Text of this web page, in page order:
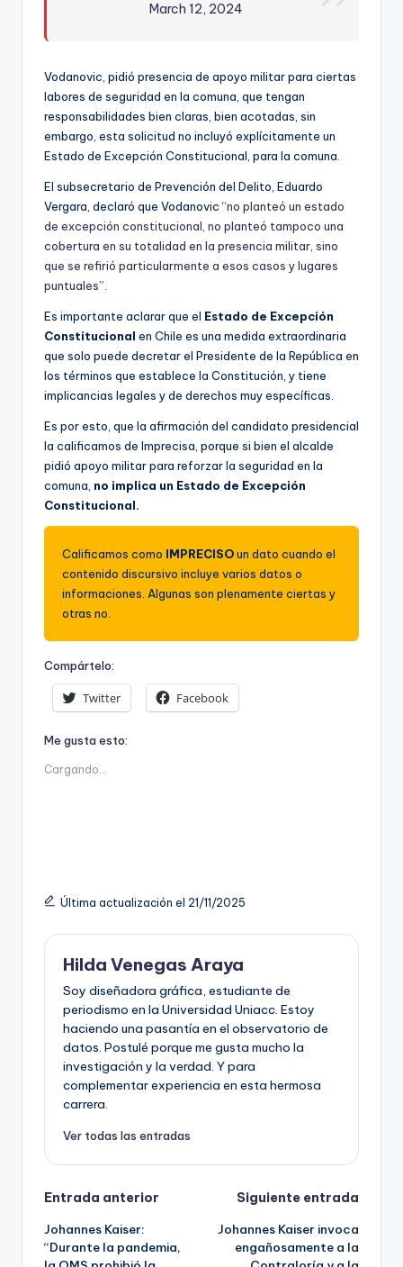
March 12, 2024
Vodanovic, pidió presencia de apoyo militar para ciertas
labores de seguridad en la comuna, que tengan
responsabilidades bien claras, bien acotadas, sin
embargo, esta solicitud no incluyó explícitamente un
Estado de Excepción Constitucional, para la comuna.
El subsecretario de Prevención del Delito, Eduardo
Vergara, declaró que Vodanovic “no planteó un estado
de excepción constitucional, no planteó tampoco una
cobertura en su totalidad en la presencia militar, sino
que se refirió particularmente a esos casos y lugares
puntuales”.
Es importante aclarar que el Estado de Excepción
Constitucional en Chile es una medida extraordinaria
que solo puede decretar el Presidente de la República en
los términos que establece la Constitución, y tiene
implicancias legales y de derechos muy específicas.
Es por esto, que la afirmación del candidato presidencial
la calificamos de Imprecisa, porque si bien el alcalde
pidió apoyo militar para reforzar la seguridad en la
comuna, no implica un Estado de Excepción
Constitucional.
Calificamos como IMPRECISOun dato cuando el
contenido discursivo incluye varios datos o
informaciones. Algunas son plenamente ciertas y
otras no.
Compártelo:
Twitter Facebook
Me gusta esto:
Cargando...
Última actualización el 21/11/2025
Hilda Venegas Araya
Soy diseñadora gráfica, estudiante de
periodismo en la Universidad Uniacc. Estoy
haciendo una pasantía en el observatorio de
datos. Postulé porque me gusta mucho la
investigación y la verdad. Y para
complementar experiencia en esta hermosa
carrera.
Ver todas las entradas
Navegación
de
Entrada anterior
Johannes Kaiser:
“Durante la pandemia,
Siguiente entrada
Johannes Kaiser invoca
engañosamente a la